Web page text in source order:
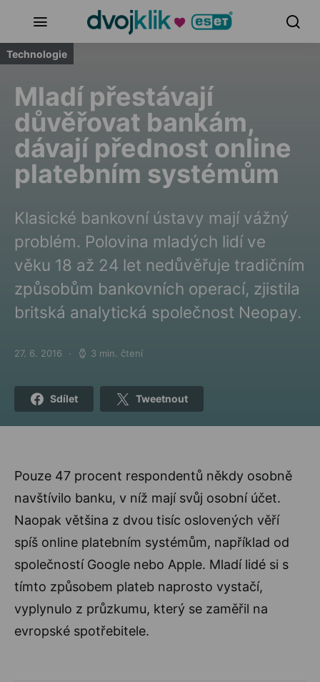
Technologie
Mladí přestávají
důvěřovat bankám,
dávají přednost online
platebním systémům
Klasické bankovní ústavy mají vážný
problém. Polovina mladých lidí ve
věku 18 až 24 let nedůvěřuje tradičním
způsobům bankovních operací, zjistila
britská analytická společnost Neopay.
Posted on
27. 6. 2016 3 min. čtení
Sdílet Tweetnout
Pouze 47 procent respondentů někdy osobně
navštívilo banku, v níž mají svůj osobní účet.
Naopak většina z dvou tisíc oslovených věří
spíš online platebním systémům, například od
společností Google nebo Apple. Mladí lidé si s
tímto způsobem plateb naprosto vystačí,
vyplynulo z průzkumu, který se zaměřil na
evropské spotřebitele.